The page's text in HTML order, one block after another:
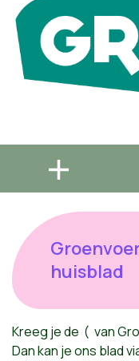
huisblad
Kreeg je de ( van
Dankan jeons blad